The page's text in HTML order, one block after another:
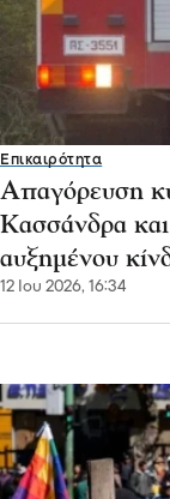
Επικαιρότητα
Απαγόρευση
Κασσάνδρα
αυξημένου
12 Ιου 2026, 16:34